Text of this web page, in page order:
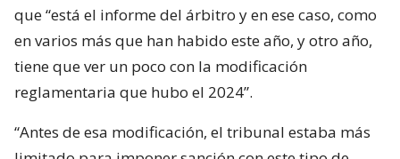
que “está el informe del árbitro y en ese caso, como
en varios más que han habido este año, y otro año,
tiene que ver un poco con la modificación
reglamentaria que hubo el 2024”.
“Antes de esa modificación, el tribunal estaba más